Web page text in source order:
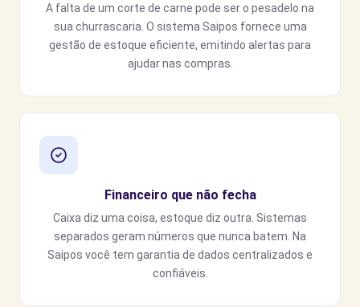
A falta de um corte de carne pode ser o pesadelo na
sua churrascaria. O sistema Saipos fornece uma
gestão de estoque eficiente, emitindo alertas para
ajudar nas compras.
Financeiro que não fecha
Caixa diz uma coisa, estoque diz outra. Sistemas
separados geram números que nunca batem. Na
Saipos você tem garantia de dados centralizados e
confiáveis.